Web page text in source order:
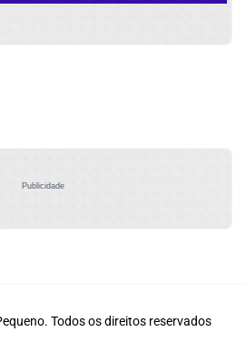
Publicidade
Todos os direitos reservados